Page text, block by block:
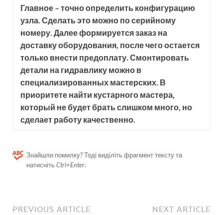
Главное – точно определить конфигурацию
узла. Сделать это можно по серийному
номеру. Далее формируется заказ на
доставку оборудования, после чего остается
только внести предоплату. Смонтировать
детали на гидравлику можно в
специализированных мастерских. В
приоритете найти кустарного мастера,
который не будет брать слишком много, но
сделает работу качественно.
Знайшли помилку? Тоді виділіть фрагмент тексту та
натисніть Ctrl+Enter.
PREVIOUS ARTICLE NEXT ARTICLE